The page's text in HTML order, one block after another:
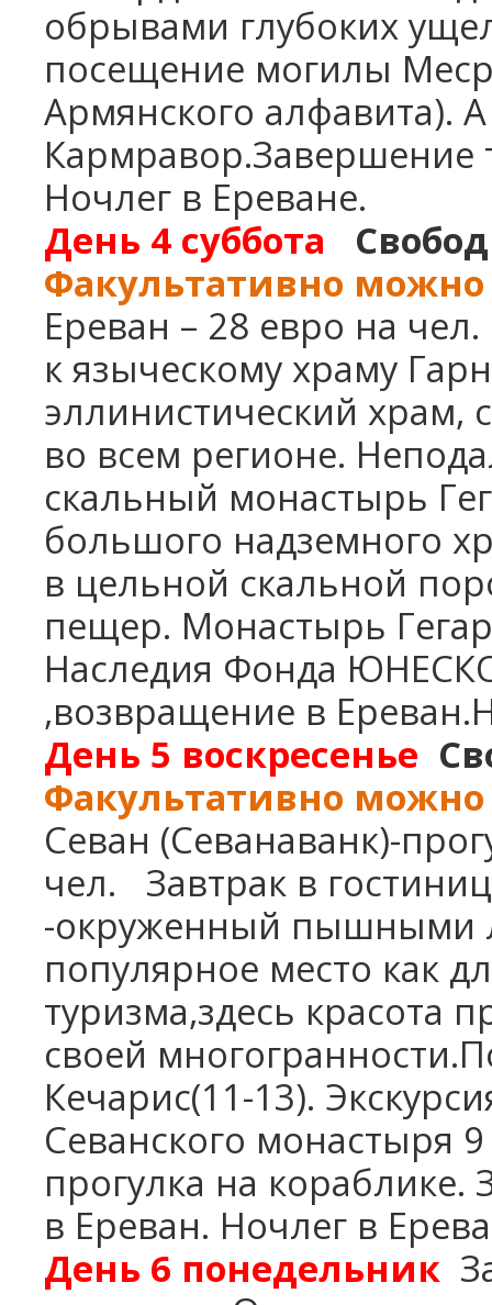
обрывами глубоких
посещение могилы
Армянского алфавита).
Кармравор.Завершение
Ночлег в Ереване.
День 4 суббота
Факультативно можно
Ереван – 28 евро на чел.
к языческому храму
эллинистический
во всем регионе.
скальный монастырь
большого надземного
в цельной скальной
пещер. Mонастырь
Наследия Фонда
,возвращение в
День 5 воскресенье
Факультативно можно
Севан (Севанаванк)-
чел.
Завтрак в
-окруженный пышными
популярное место как
туризма,здесь красота
своей
Кечарис(11-13).
Севанского монастыря
прогулка на
в Ереван. Ночлег в
День 6 понедельник